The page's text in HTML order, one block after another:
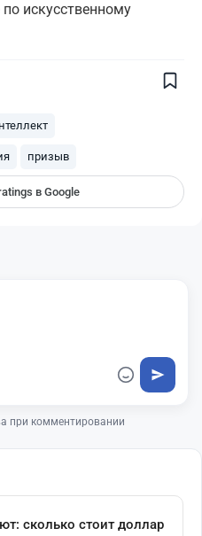
искусственному
призыв
в Google
рядом с
при комментировании